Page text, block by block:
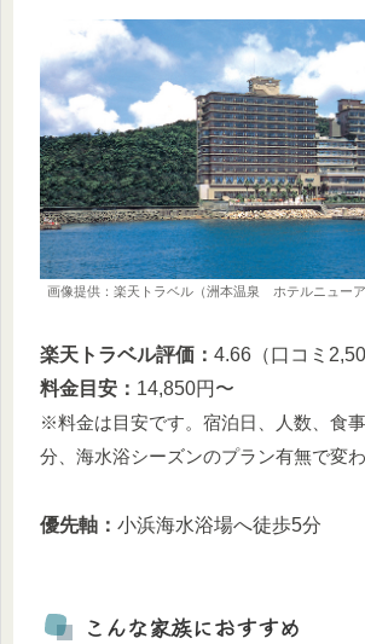
画像提供：楽天トラベル（洲本温泉 ホテルニュー
楽天トラベル評価： 4.66（口コミ
料金目安： 14,850円〜
※料金は目安です。宿泊日、人数、食
分、海水浴シーズンのプラン有無で変わ
優先軸： 小浜海水浴場へ徒歩5分
こんな家族におすすめ